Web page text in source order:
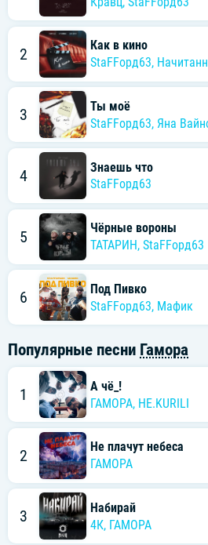
2
Как в кино
StaFFорд63,
3
Ты моё
StaFFорд63, Яна
4
Знаешь что
StaFFорд63
5
Чёрные вороны
ТАТАРИН, StaFFорд63
6
Под Пивко
StaFFорд63, Мафик
Популярные песни Гамора
1
А чё_!
ГАМОРА, НЕ.KURILI
2
Не плачут небеса
ГАМОРА
3
Набирай
4К, ГАМОРА